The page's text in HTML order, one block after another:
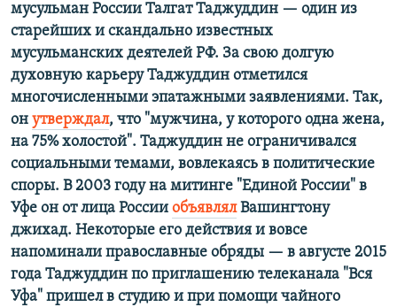
мусульман России Талгат Таджуддин — один из
старейших и скандально известных
мусульманских деятелей РФ. За свою долгую
духовную карьеру Таджуддин отметился
многочисленными эпатажными заявлениями. Так,
он утверждал, что "мужчина, у которого одна жена,
на 75% холостой". Таджуддин не ограничивался
социальными темами, вовлекаясь в политические
споры. В 2003 году на митинге "Единой России" в
Уфе он от лица России объявлялВашингтону
джихад. Некоторые его действия и вовсе
напоминали православные обряды — в августе 2015
года Таджуддин по приглашению телеканала "Вся
Уфа" пришел в студию и при помощи чайного